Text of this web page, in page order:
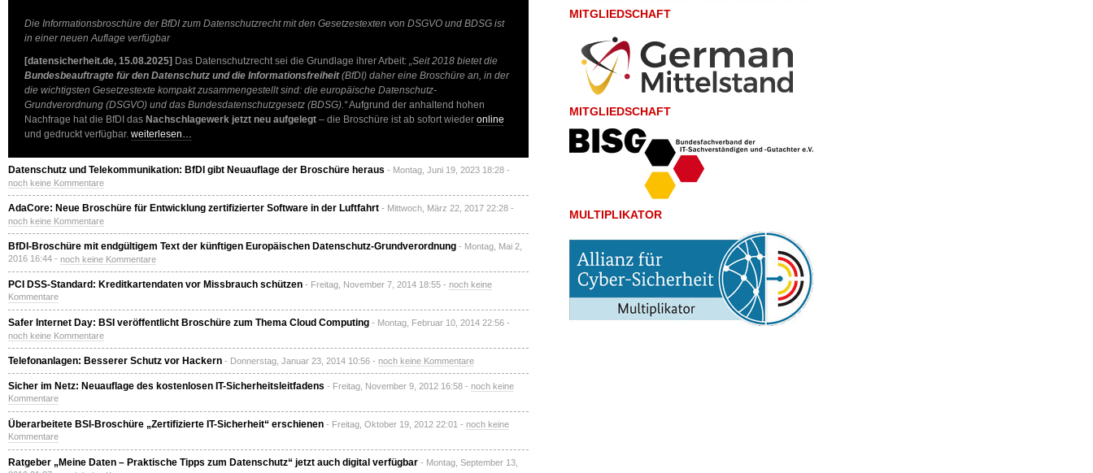
Die Informationsbroschüre der BfDI zum Datenschutzrecht mit den Gesetzestexten von DSGVO und BDSG ist
in einer neuen Auflage verfügbar
[datensicherheit.de, 15.08.2025] Das Datenschutzrecht sei die Grundlage ihrer Arbeit: „Seit 2018 bietet die
Bundesbeauftragte für den Datenschutz und die Informationsfreiheit(BfDI) daher eine Broschüre an, in der
die wichtigsten Gesetzestexte kompakt zusammengestellt sind: die europäische Datenschutz-
Grundverordnung (DSGVO) und das Bundesdatenschutzgesetz (BDSG).“Aufgrund der anhaltend hohen
Nachfrage hat die BfDI das Nachschlagewerk jetzt neu aufgelegt – die Broschüre ist ab sofort wieder online
und gedruckt verfügbar. weiterlesen…
Datenschutz und Telekommunikation: BfDI gibt Neuauflage der Broschüre heraus - Montag, Juni 19, 2023 18:28 -
noch keine Kommentare
AdaCore: Neue Broschüre für Entwicklung zertifizierter Software in der Luftfahrt - Mittwoch, März 22, 2017 22:28 -
noch keine Kommentare
BfDI-Broschüre mit endgültigem Text der künftigen Europäischen Datenschutz-Grundverordnung - Montag, Mai 2,
2016 16:44 - noch keine Kommentare
PCI DSS-Standard: Kreditkartendaten vor Missbrauch schützen - Freitag, November 7, 2014 18:55 - noch keine
Kommentare
Safer Internet Day: BSI veröffentlicht Broschüre zum Thema Cloud Computing - Montag, Februar 10, 2014 22:56 -
noch keine Kommentare
Telefonanlagen: Besserer Schutz vor Hackern - Donnerstag, Januar 23, 2014 10:56 - noch keine Kommentare
Sicher im Netz: Neuauflage des kostenlosen IT-Sicherheitsleitfadens - Freitag, November 9, 2012 16:58 - noch keine
Kommentare
Überarbeitete BSI-Broschüre „Zertifizierte IT-Sicherheit“ erschienen - Freitag, Oktober 19, 2012 22:01 - noch keine
Kommentare
Ratgeber „Meine Daten – Praktische Tipps zum Datenschutz“ jetzt auch digital verfügbar - Montag, September 13,
MITGLIEDSCHAFT
MITGLIEDSCHAFT
MULTIPLIKATOR